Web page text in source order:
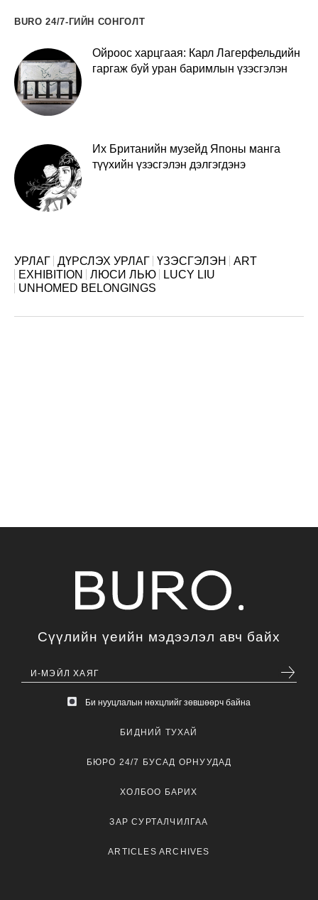
BURO 24/7-ГИЙН СОНГОЛТ
Ойроос харцгаая: Карл Лагерфельдийн
гаргаж буй уран баримлын үзэсгэлэн
Их Британийн музейд Японы манга
түүхийн үзэсгэлэн дэлгэгдэнэ
УРЛАГ ДҮРСЛЭХ УРЛАГ ҮЗЭСГЭЛЭН
ART
EXHIBITION
ЛЮСИ ЛЬЮ
LUCY LIU
UNHOMED BELONGINGS
Сүүлийн үеийн мэдээлэл авч байх
Би нууцлалын нөхцлийг зөвшөөрч байна
БИДНИЙ ТУХАЙ
БЮРО 24/7 БУСАД ОРНУУДАД
ХОЛБОО БАРИХ
ЗАР СУРТАЛЧИЛГАА
ARTICLES ARCHIVES